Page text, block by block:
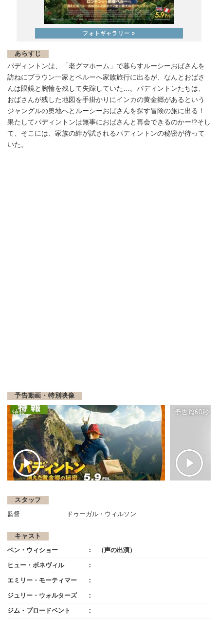
あらすじ
パディントンは、「老グマホーム」で暮らすルーシーおばさんを
訪ねにブラウン一家とペルーへ家族旅行に出るが、なんとおばさ
んは眼鏡と腕輪を残して失踪していた…。パディントンたちは、
おばさんが残した地図を手掛かりにインカの黄金郷があるという
ジャングルの奥地へとルーシーおばさんを探す冒険の旅に出る！
果たしてパディントンは無事におばさんと再会できるのかー!?そし
て、そこには、家族の絆が試されるパディントンの秘密が待って
いた。
予告動画・特別映像
特報 予告篇60秒
スタッフ
監督 ドゥーガル・ウィルソン
キャスト
ベン・ウィショー （声の出演）
ヒュー・ボネヴィル
エミリー・モーティマー
ジュリー・ウォルターズ
ジム・ブロードベント